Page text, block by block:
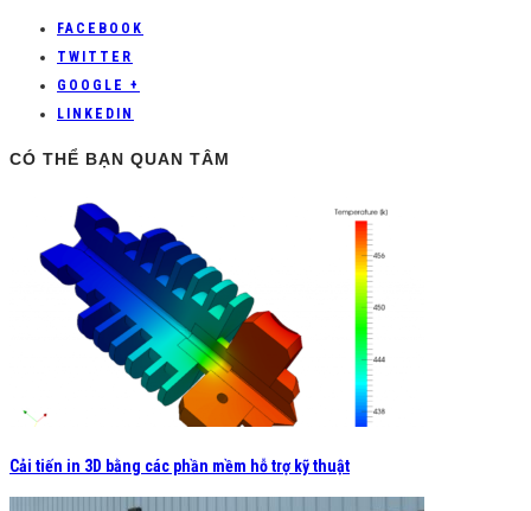
FACEBOOK
TWITTER
GOOGLE +
LINKEDIN
CÓ THỂ BẠN QUAN TÂM
Cải tiến in 3D bằng các phần mềm hỗ trợ kỹ thuật